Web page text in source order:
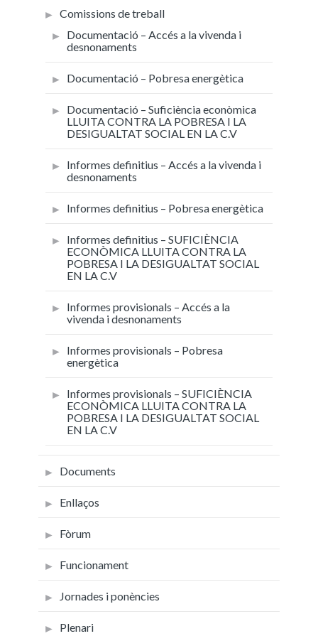
Comissions de treball
Documentació – Accés a la vivenda i
desnonaments
Documentació – Pobresa energètica
Documentació – Suficiència econòmica
LLUITA CONTRA LA POBRESA I LA
DESIGUALTAT SOCIAL EN LA C.V
Informes definitius – Accés a la vivenda i
desnonaments
Informes definitius – Pobresa energètica
Informes definitius – SUFICIÈNCIA
ECONÒMICA LLUITA CONTRA LA
POBRESA I LA DESIGUALTAT SOCIAL
EN LA C.V
Informes provisionals – Accés a la
vivenda i desnonaments
Informes provisionals – Pobresa
energètica
Informes provisionals – SUFICIÈNCIA
ECONÒMICA LLUITA CONTRA LA
POBRESA I LA DESIGUALTAT SOCIAL
EN LA C.V
Documents
Enllaços
Fòrum
Funcionament
Jornades i ponències
Plenari